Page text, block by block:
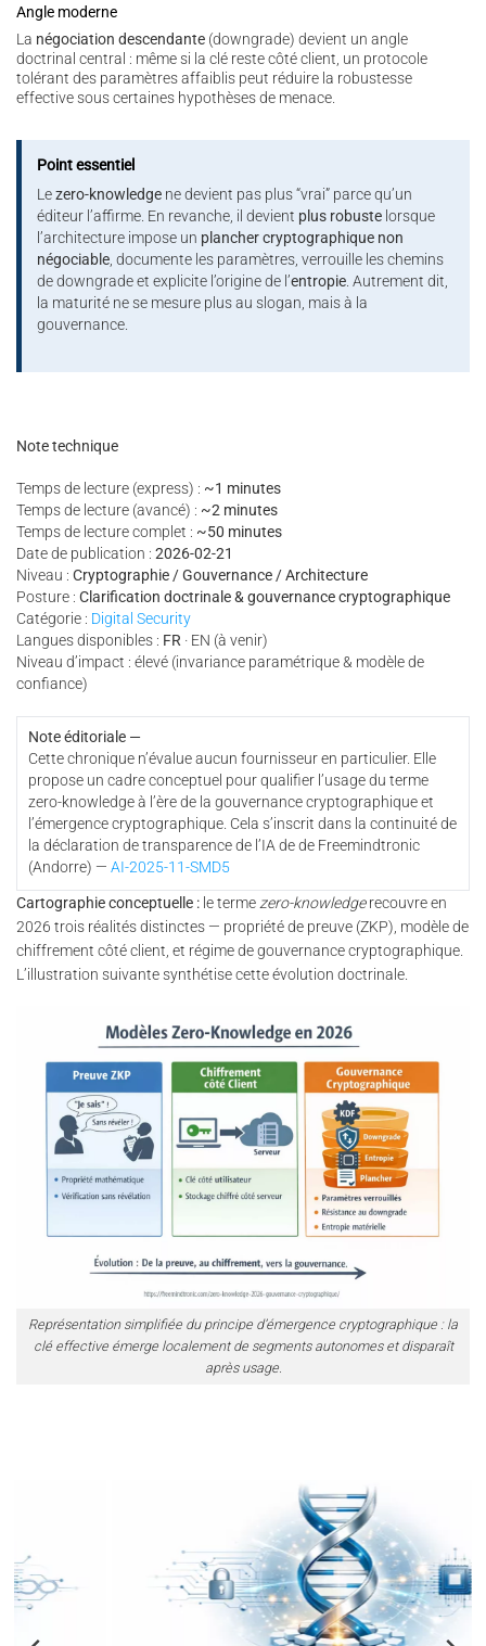
Angle moderne
La négociation descendante (downgrade) devient un angle
doctrinal central : même si la clé reste côté client, un protocole
tolérant des paramètres affaiblis peut réduire la robustesse
effective sous certaines hypothèses de menace.
Point essentiel
Lezero-knowledge ne devient pas plus “vrai” parce qu’un
éditeur l’affirme. En revanche, il devient plus robuste lorsque
l’architecture impose un plancher cryptographique non
négociable, documente les paramètres, verrouille les chemins
de downgrade et explicite l’origine de l’entropie. Autrement dit,
la maturité ne se mesure plus au slogan, mais à la
gouvernance.
Note technique
Temps de lecture (express) : ~1 minutes
Temps de lecture (avancé) : ~2 minutes
Temps de lecture complet : ~50 minutes
Date de publication : 2026-02-21
Niveau : Cryptographie / Gouvernance / Architecture
Posture : Clarification doctrinale & gouvernance cryptographique
Catégorie : Digital Security
Langues disponibles : FR · EN (à venir)
Niveau d’impact : élevé (invariance paramétrique & modèle de
confiance)
Note éditoriale —
Cette chronique n’évalue aucun fournisseur en particulier. Elle
propose un cadre conceptuel pour qualifier l’usage du terme
zero-knowledge à l’ère de la gouvernance cryptographique et
l’émergence cryptographique. Cela s’inscrit dans la continuité de
la déclaration de transparence de l’IA de de Freemindtronic
(Andorre) — AI-2025-11-SMD5
Cartographie conceptuelle : le terme zero-knowledgerecouvre en
2026 trois réalités distinctes — propriété de preuve (ZKP), modèle de
chiffrement côté client, et régime de gouvernance cryptographique.
L’illustration suivante synthétise cette évolution doctrinale.
Représentation simplifiée du principe d’émergence cryptographique : la
clé effective émerge localement de segments autonomes et disparaît
après usage.